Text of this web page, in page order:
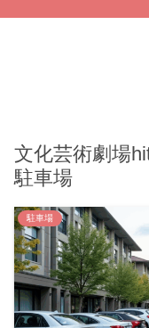
文化芸術劇場
駐車場
駐車場